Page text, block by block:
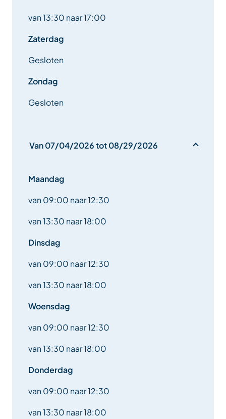
van 13:30 naar 17:00
Zaterdag
Gesloten
Zondag
Gesloten
Van 07/04/2026 tot 08/29/2026
Maandag
van 09:00 naar 12:30
van 13:30 naar 18:00
Dinsdag
van 09:00 naar 12:30
van 13:30 naar 18:00
Woensdag
van 09:00 naar 12:30
van 13:30 naar 18:00
Donderdag
van 09:00 naar 12:30
van 13:30 naar 18:00